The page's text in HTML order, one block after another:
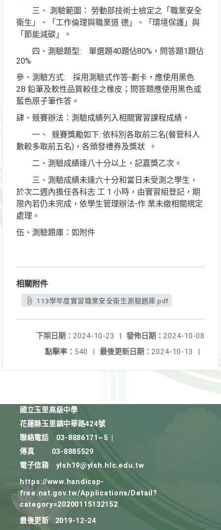
三、 測驗範圍： 勞動部技術士檢定之「職業安全
衛生」、「工作倫理與職業道 德」、「環境保護」與
「節能減碳」。
四、測驗題型: 單選題40題佔80%，問答題1題佔
20%
參、測驗方式: 採用測驗式作答-劃卡，應使用黑色
2B 鉛筆及軟性品質較佳之橡皮；問答題應使用黑色或
藍色原子筆作答。
肆、競賽辦法：測驗成績列入相關實習課程成績，
一、 競賽獎勵如下: 依科別各取前三名(餐管科人
數較多取前五名)，各頒發禮券及獎狀 。
二、測驗成績達八十分以上，記嘉獎乙次。
三、測驗成績未達六十分和當日未受測之學生，
於次二週內擔任各科志 工 1 小時，由實習組登記，期
限內若仍未完成，依學生管理辦法-作 業未繳相關規定
處理。
伍、測驗題庫：如附件
相關附件
113學年度實習職業安全衛生測驗題庫.pdf
發佈日期： 2024-10-08
下架日期： 2024-10-23
|
最後更新日期： 2024-10-13 |
點擊率： 540 |
國立玉里高級中學
花蓮縣玉里鎮中華路424號
聯絡電話
03-8886171~5
傳真
03-8885529
電子信箱
ylsh19@ylsh.hlc.edu.tw
https://www.handicap-
free.nat.gov.tw/Applications/Detail?
category=20200115132152
最後更新
2019-12-24